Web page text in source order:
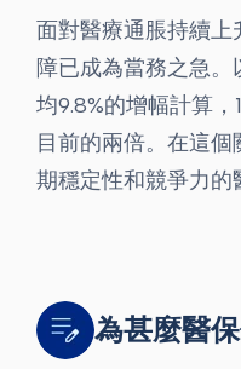
面對醫療通脹持續
障已成為當務之急
均9.8%的增幅計算
目前的兩倍。在這
期穩定性和競爭力的
為甚麼醫